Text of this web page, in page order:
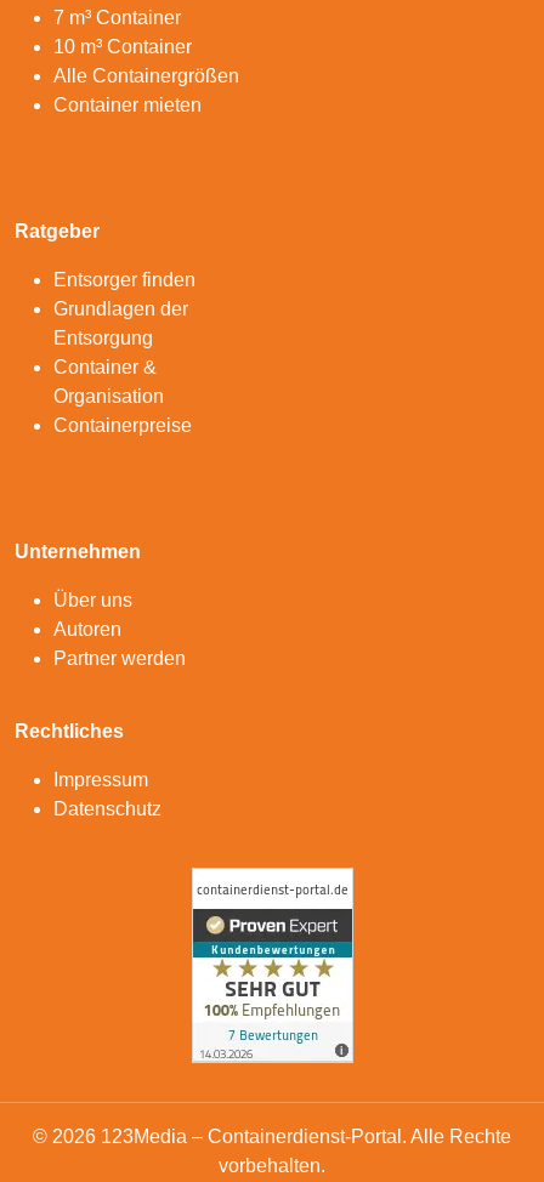
7 m³ Container
10 m³ Container
Alle Containergrößen
Container mieten
Ratgeber
Entsorger finden
Grundlagen der
Entsorgung
Container &
Organisation
Containerpreise
Unternehmen
Über uns
Autoren
Partner werden
Rechtliches
Impressum
Datenschutz
© 2026 123Media – Containerdienst-Portal. Alle Rechte
vorbehalten.